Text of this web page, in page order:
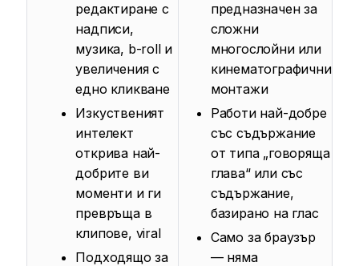
редактиране с
надписи,
музика, b-roll и
увеличения с
едно кликване
Изкуственият
интелект
открива най-
добрите ви
моменти и ги
превръща в
клипове, viral
Подходящо за
предназначен за
сложни
многослойни или
кинематографични
монтажи
Работи най-добре
със съдържание
от типа „говоряща
глава“ или със
съдържание,
базирано на глас
Само за браузър
— няма